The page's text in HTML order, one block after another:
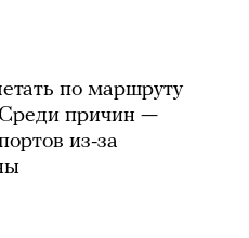
по маршруту
причин —
из-за